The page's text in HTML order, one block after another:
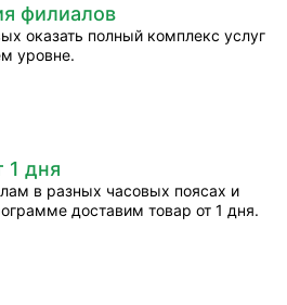
филиалов
оказать полный комплекс услуг
уровне.
1 дня
в разных часовых поясах и
доставим товар от 1 дня.